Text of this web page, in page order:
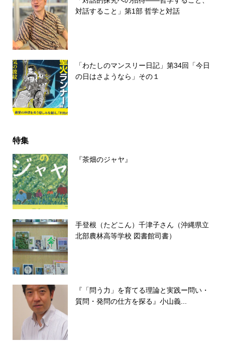
対話すること」第1部 哲学と対話
「わたしのマンスリー日記」第34回「今日
の日はさようなら」その１
特集
『茶畑のジャヤ』
手登根（たどこん）千津子さん（沖縄県立
北部農林高等学校 図書館司書）
『「問う力」を育てる理論と実践ー問い・
質問・発問の仕方を探る』小山義...